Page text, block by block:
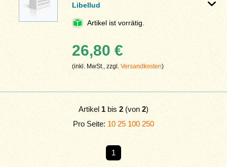
Libellud
Artikel ist vorrätig.
26,80 €
(inkl. MwSt., zzgl.Versandkosten)
Artikel 1 bis 2 (von 2)
Pro Seite: 10 25 100 250
1